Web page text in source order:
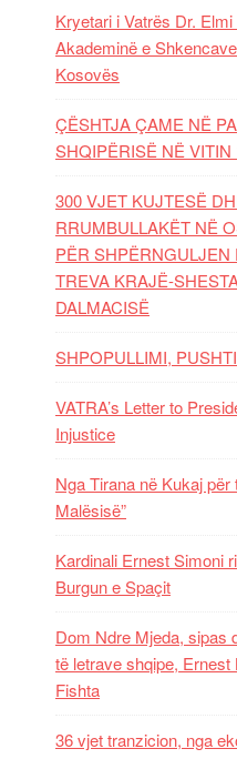
Kryetari i Vatrës Dr.
Akademinë e
Kosovës
ÇËSHTJA ÇAME NË
SHQIPËRISË NË VITIN
300 VJET KUJTESË
RRUMBULLAKËT NË
PËR
TREVA KRAJË-
DALMACISË
SHPOPULLIMI,
VATRA’s Letter to
Injustice
Nga Tirana në Kukaj për
Malësisë”
Kardinali Ernest Simoni
Burgun e Spaçit
Dom Ndre Mjeda, sipas
të letrave shqipe, Ernest
Fishta
36 vjet tranzicion, nga